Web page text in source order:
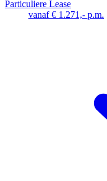
Particuliere Lease
vanaf € 1.271,- p.m.